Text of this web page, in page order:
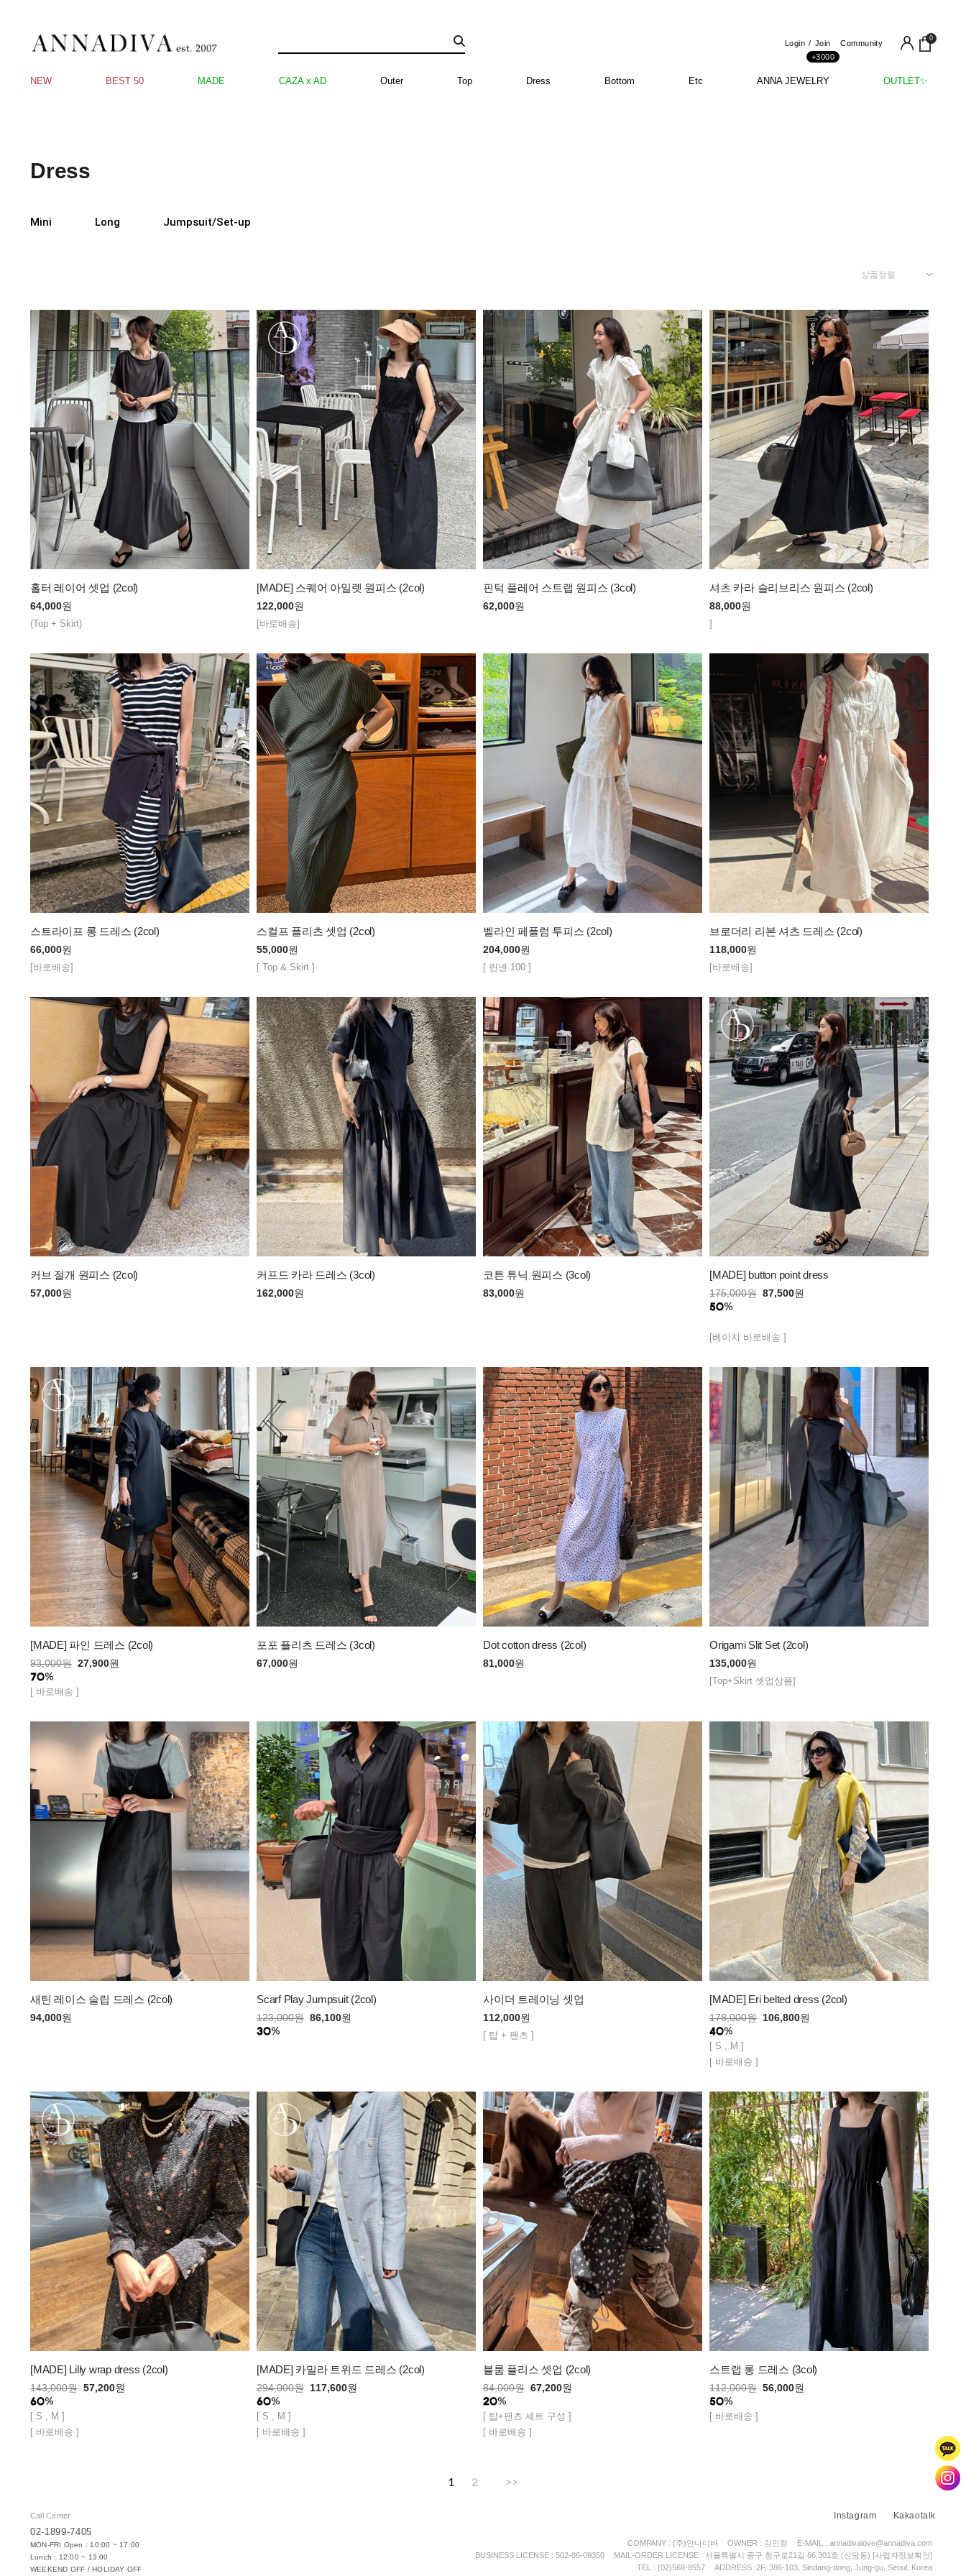
Login
Join
+3000
Community
0
NEW BEST 50 MADE CAZA x AD Outer Top Dress Bottom Etc ANNA JEWELRY OUTLET✨
Dress
Mini Long Jumpsuit/Set-up
홀터 레이어 셋업 (2col)
64,000원
(Top + Skirt)
[MADE] 스퀘어 아일렛 원피스 (2col)
122,000원
[바로배송]
핀턱 플레어 스트랩 원피스 (3col)
62,000원
셔츠 카라 슬리브리스 원피스 (2col)
88,000원
]
스트라이프 롱 드레스 (2col)
66,000원
[바로배송]
스컬프 플리츠 셋업 (2col)
55,000원
[ Top & Skirt ]
벨라인 페플럼 투피스 (2col)
204,000원
[ 린넨 100 ]
브로더리 리본 셔츠 드레스 (2col)
118,000원
[바로배송]
커브 절개 원피스 (2col)
57,000원
커프드 카라 드레스 (3col)
162,000원
코튼 튜닉 원피스 (3col)
83,000원
[MADE] button point dress
175,000원 87,500원
[베이지 바로배송 ]
[MADE] 파인 드레스 (2col)
93,000원 27,900원
[ 바로배송 ]
포포 플리츠 드레스 (3col)
67,000원
Dot cotton dress (2col)
81,000원
Origami Slit Set (2col)
135,000원
[Top+Skirt 셋업상품]
새틴 레이스 슬립 드레스 (2col)
94,000원
Scarf Play Jumpsuit (2col)
123,000원 86,100원
사이더 트레이닝 셋업
112,000원
[ 탑 + 팬츠 ]
[MADE] Eri belted dress (2col)
178,000원 106,800원
[ S , M ]
[ 바로배송 ]
[MADE] Lilly wrap dress (2col)
143,000원 57,200원
[ S , M ]
[ 바로배송 ]
[MADE] 카밀라 트위드 드레스 (2col)
294,000원 117,600원
[ S , M ]
[ 바로배송 ]
블룸 플리스 셋업 (2col)
84,000원 67,200원
[ 탑+팬츠 세트 구성 ]
[ 바로배송 ]
스트랩 롱 드레스 (3col)
112,000원 56,000원
[ 바로배송 ]
1 2 >>
Call Center
02-1899-7405
MON-FRI Open : 10:00 ~ 17:00
Lunch : 12:00 ~ 13:00
WEEKEND OFF / HOLIDAY OFF
Instagram Kakaotalk
COMPANY : (주)안나디바 OWNER : 김민정
E-MAIL : annadivalove@annadiva.com
BUSINESS LICENSE : 502-86-09350
MAIL-ORDER LICENSE : 서울특별시 중구 청구로21길 66,301호 (신당동) [사업자정보확인]
TEL : (02)568-8557
ADDRESS :2F, 386-103, Sindang-dong, Jung-gu, Seoul, Korea